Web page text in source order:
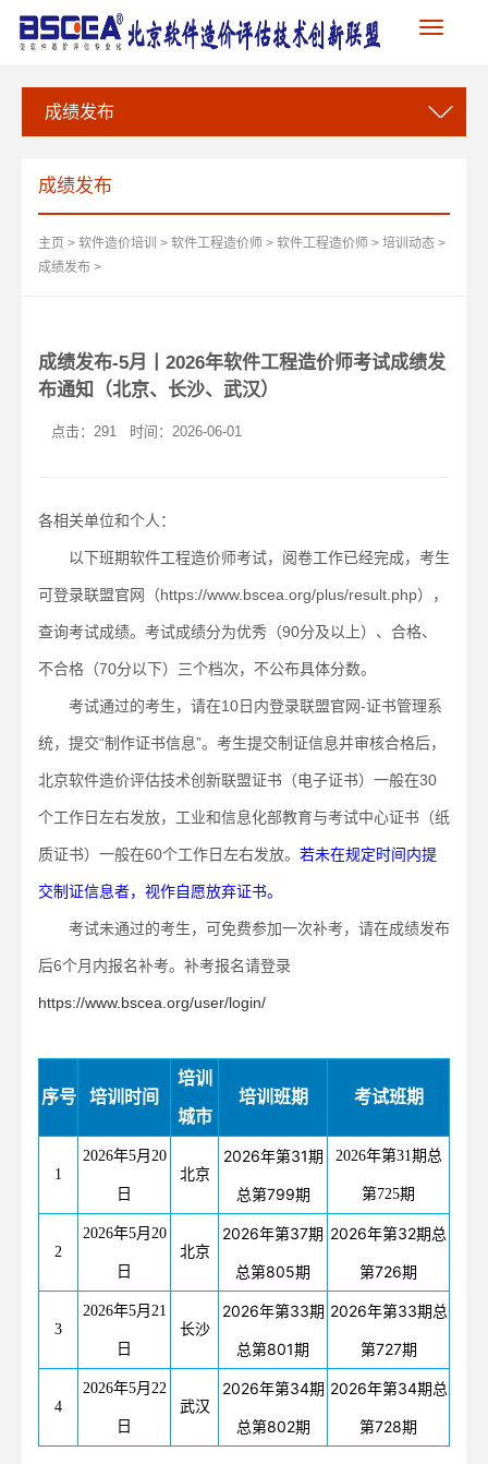
Toggle
navigation
成绩发布
成绩发布
主页 > 软件造价培训 > 软件工程造价师 > 软件工程造价师 > 培训动态 >
成绩发布 >
成绩发布-5月丨2026年软件工程造价师考试成绩发
布通知（北京、长沙、武汉）
点击： 291 时间：2026-06-01
各相关单位和个人：
以下班期软件工程造价师考试，阅卷工作已经完成，考生
可登录联盟官网（https://www.bscea.org/plus/result.php），
查询考试成绩。考试成绩分为优秀（90分及以上）、合格、
不合格（70分以下）三个档次，不公布具体分数。
考试通过的考生，请在10日内登录联盟官网-证书管理系
统，提交“制作证书信息”。考生提交制证信息并审核合格后，
北京软件造价评估技术创新联盟证书（电子证书）一般在30
个工作日左右发放，工业和信息化部教育与考试中心证书（纸
质证书）一般在60个工作日左右发放。 若未在规定时间内提
交制证信息者，视作自愿放弃证书。
考试未通过的考生，可免费参加一次补考，请在成绩发布
后6个月内报名补考。补考报名请登录
https://www.bscea.org/user/login/
序号 培训时间
培训
城市
培训班期 考试班期
1
2026年5月20
日
北京
2026年第31期
总第799期
2026年第31期总
第725期
2
2026年5月20
日
北京
2026年第37期
总第805期
2026年第32期总
第726期
3
2026年5月21
日
长沙
2026年第33期
总第801期
2026年第33期总
第727期
4
2026年5月22
日
武汉
2026年第34期
总第802期
2026年第34期总
第728期